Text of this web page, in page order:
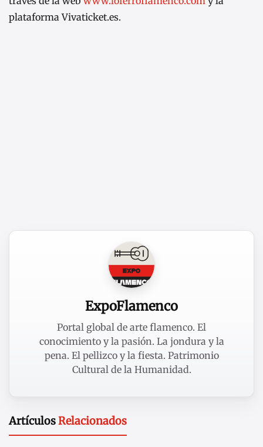
plataforma Vivaticket.es.
ExpoFlamenco
Portal global de arte flamenco. El
conocimiento y la pasión. La jondura y la
pena. El pellizco y la fiesta. Patrimonio
Cultural de la Humanidad.
ArtículosRelacionados